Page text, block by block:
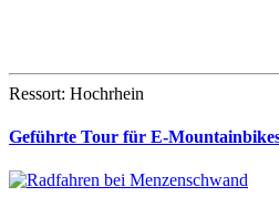
Ressort: Hochrhein
Geführte Tour für E-